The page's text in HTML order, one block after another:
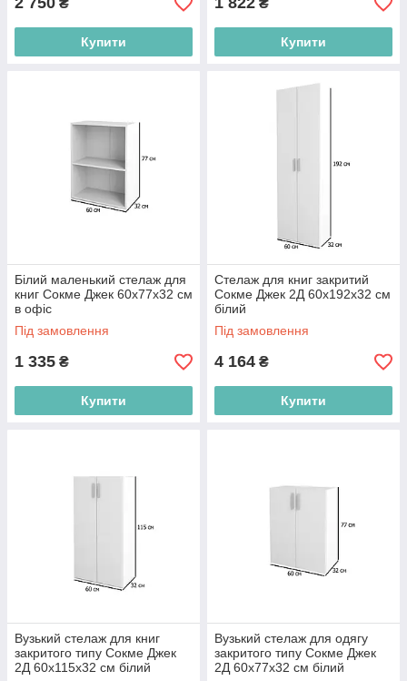
₴
Купити
₴
Купити
Білий маленький стелаж для
книг Сокме Джек 60х77х32 см
в офіс
Під замовлення
1 335 ₴
Купити
Стелаж для книг закритий
Сокме Джек 2Д 60х192х32 см
білий
Під замовлення
4 164 ₴
Купити
Вузький стелаж для книг
закритого типу Сокме Джек
2Д 60х115х32 см білий
Вузький стелаж для одягу
закритого типу Сокме Джек
2Д 60х77х32 см білий